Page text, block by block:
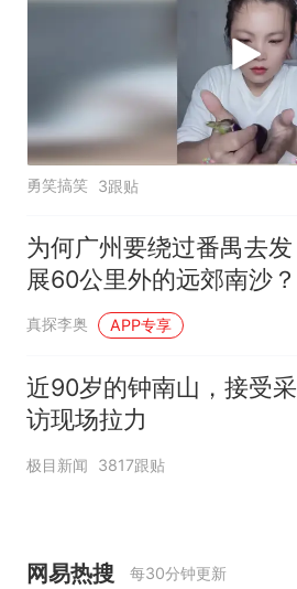
勇笑搞笑 3跟贴
为何广州要绕过番禺去发
展60公里外的远郊南沙？
真探李奥 APP专享
近90岁的钟南山，接受采
访现场拉力
极目新闻 3817跟贴
网易热搜 每30分钟更新